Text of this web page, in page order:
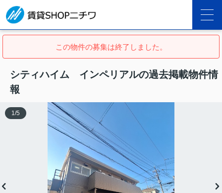
この物件の募集は終了しました。
シティハイム インペリアルの過去掲載物件情
報
1 /5